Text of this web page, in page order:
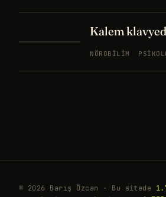
Kalem
NÖROBILIM
© 2026 Barış Özcan · Bu sitede